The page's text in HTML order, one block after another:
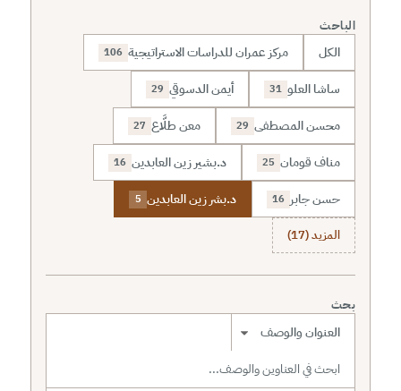
الباحث
الكل مركز عمران للدراسات الاستراتيجية 106
ساشا العلو 31 أيمن الدسوقي 29
محسن المصطفى 29 معن طلَّاع 27
مناف قومان 25 د.بشير زين العابدين 16
حسن جابر 16 د.بشر زين العابدين 5
المزيد (17)
بحث
نطاق البحث